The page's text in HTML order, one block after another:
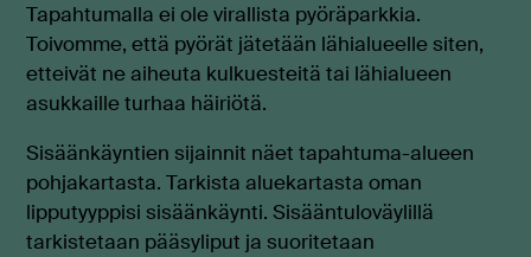
Tapahtumalla ei ole virallista pyöräparkkia.
Toivomme, että pyörät jätetään lähialueelle siten,
etteivät ne aiheuta kulkuesteitä tai lähialueen
asukkaille turhaa häiriötä.
Sisäänkäyntien sijainnit näet tapahtuma-alueen
pohjakartasta.Tarkista aluekartasta oman
lipputyyppisi sisäänkäynti.Sisääntuloväylillä
tarkistetaan pääsyliput ja suoritetaan